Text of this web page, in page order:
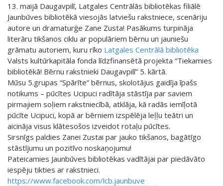
13. maijā Daugavpilī, Latgales Centrālās bibliotēkas filiālē
Jaunbūves bibliotēkā viesojās latviešu rakstniece, scenāriju
autore un dramaturģe Zane Zusta! Pasākums turpināja
literāru tikšanos ciklu ar populāriem bērnu un jauniešu
grāmatu autoriem, kuru rīko Latgales Centrālā bibliotēka
Valsts kultūrkapitāla fonda līdzfinansētā projekta “Tiekamies
bibliotēkā! Bērnu rakstnieki Daugavpilī” 5. kārtā.
Mūsu 5.grupas “Spārīte” bērnus, skolotājus gaidīja īpašs
notikums – pūcītes Ucipuci radītāja stāstīja par saviem
pirmajiem soļiem rakstniecībā, atklāja, kā radās iemīļotā
pūcīte Ucipuci, kopā ar bērniem izspēlēja leļļu teātri un
aicināja visus klātesošos izveidot rotaļu pūcītes.
Sirsnīgs paldies Zanei Zustai par jauko tikšanos, bagātīgo
stāstījumu un pozitīvo noskaņojumu!
Pateicamies Jaunbūves bibliotēkas vadītājai par piedāvāto
iespēju tikties ar rakstnieci.
https://www.facebook.com/lcb.jaunbuve